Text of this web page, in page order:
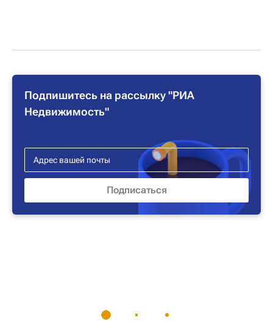
Подпишитесь на рассылку "РИА
Недвижимость"